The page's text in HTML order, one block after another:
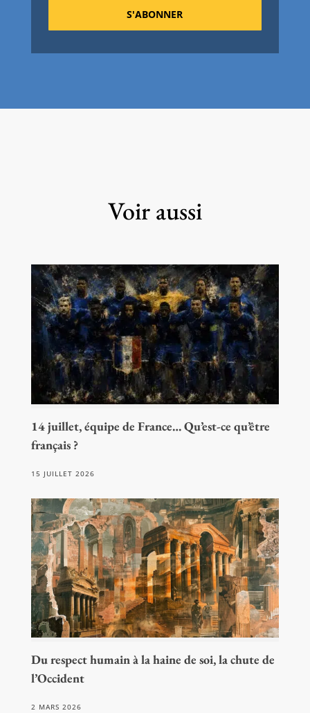
S'ABONNER
Voir aussi
14 juillet, équipe de France… Qu’est-ce qu’être
français ?
15 JUILLET 2026
Du respect humain à la haine de soi, la chute de
l’Occident
2 MARS 2026